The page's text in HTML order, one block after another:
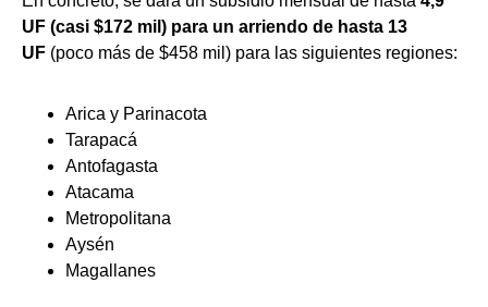
UF (casi $172 mil) para un arriendo de hasta 13
UF (poco más de $458 mil) para las siguientes regiones:
Arica y Parinacota
Tarapacá
Antofagasta
Atacama
Metropolitana
Aysén
Magallanes